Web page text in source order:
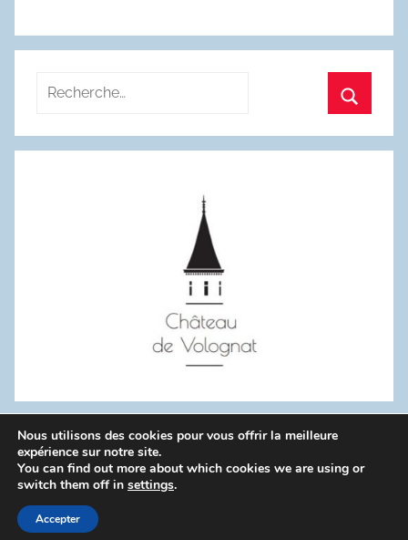
Recherche
:
WordPress Theme: Donovan by ThemeZee.
Politique de confidentialité
Nous utilisons des cookies pour vous offrir la meilleure
expérience sur notre site.
You can find out more about which cookies we are using or
switch them off in settings.
Accepter